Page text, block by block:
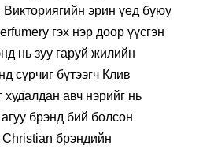
эрин үед буюу
гэх нэр доор үүсгэн
нь зуу гаруй жилийн
сүрчиг бүтээгч Клив
худалдан авч нэрийг нь
брэнд бий болсон
брэндийн